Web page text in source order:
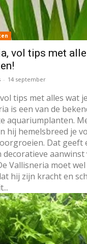
vol tips met
- 14 september
tips met alles wat
is een van de
aquariumplanten.
hij hemelsbreed je
Dat geeft
decoratieve
Vallisneria moet
hij zijn kracht en